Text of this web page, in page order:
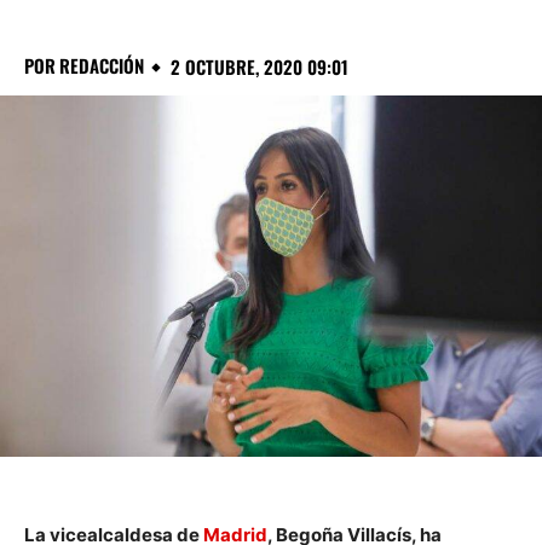
POR REDACCIÓN 2 OCTUBRE, 2020 09:01
La vicealcaldesa de Madrid, Begoña Villacís, ha